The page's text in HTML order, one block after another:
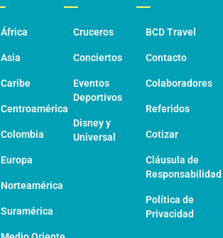
África
Asia
Caribe
Centroamérica
Colombia
Europa
Norteamérica
Suramérica
Cruceros
Conciertos
Eventos
Deportivos
Disney y
Universal
BCD Travel
Contacto
Colaboradores
Referidos
Cotizar
Cláusula de
Responsabilidad
Política de
Privacidad